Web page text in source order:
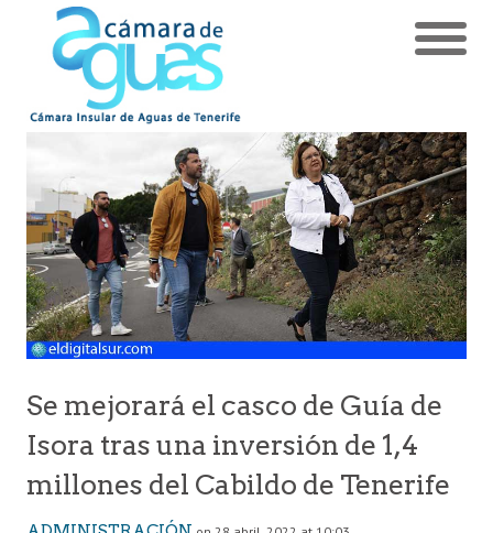
Se mejorará el casco de Guía de
Isora tras una inversión de 1,4
millones del Cabildo de Tenerife